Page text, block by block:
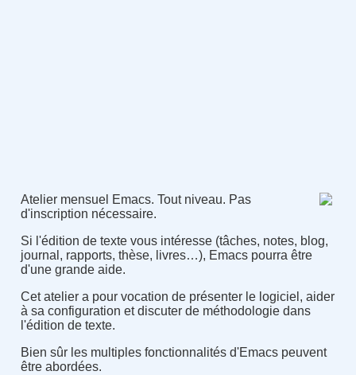
Atelier mensuel Emacs. Tout niveau. Pas
d'inscription nécessaire.
Si l'édition de texte vous intéresse (tâches, notes, blog,
journal, rapports, thèse, livres…), Emacs pourra être
d'une grande aide.
Cet atelier a pour vocation de présenter le logiciel, aider
à sa configuration et discuter de méthodologie dans
l'édition de texte.
Bien sûr les multiples fonctionnalités d'Emacs peuvent
être abordées.